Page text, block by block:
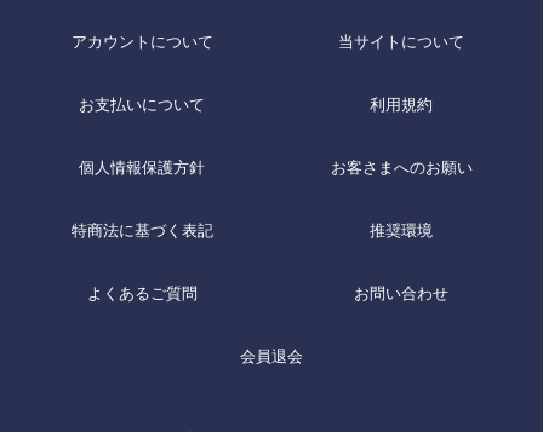
アカウントについて 当サイトについて
お支払いについて 利用規約
個人情報保護方針 お客さまへのお願い
特商法に基づく表記 推奨環境
よくあるご質問 お問い合わせ
会員退会